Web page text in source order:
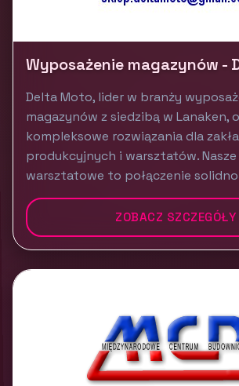
Wyposażenie magazynów -
Delta Moto, lider w branży
magazynów z siedzibą w Lanaken,
kompleksowe rozwiązania dla
produkcyjnych i warsztatów. Nasze
warsztatowe to połączenie
ZOBACZ SZCZEGÓŁY